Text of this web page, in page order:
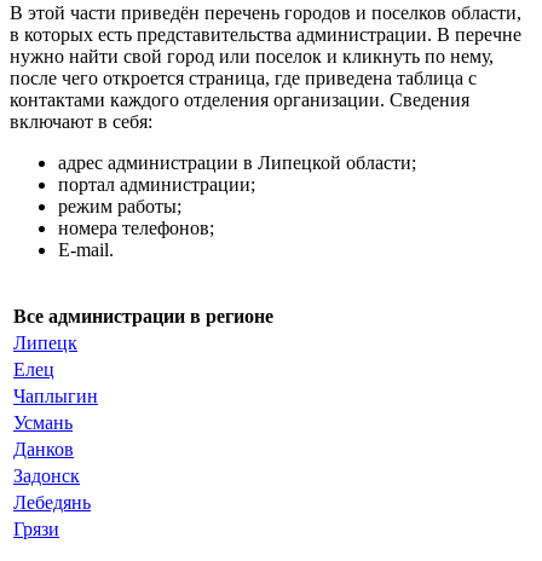
В этой части приведён перечень городов и поселков области,
в которых есть представительства администрации. В перечне
нужно найти свой город или поселок и кликнуть по нему,
после чего откроется страница, где приведена таблица с
контактами каждого отделения организации. Сведения
включают в себя:
адрес администрации в Липецкой области;
портал администрации;
режим работы;
номера телефонов;
E-mail.
Все администрации в регионе
Липецк
Елец
Чаплыгин
Усмань
Данков
Задонск
Лебедянь
Грязи